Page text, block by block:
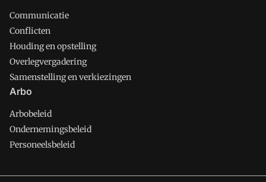
Communicatie
Conflicten
Houding en opstelling
Overlegvergadering
Samenstelling en verkiezingen
Arbo
Arbobeleid
Ondernemingsbeleid
Personeelsbeleid